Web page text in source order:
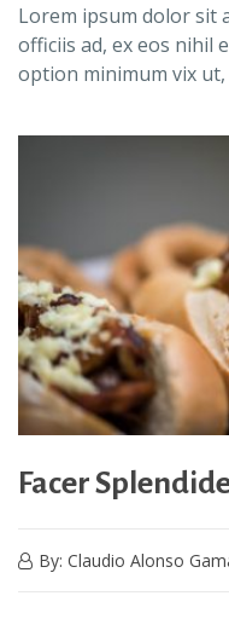
Lorem ipsum dolor sit
officiis ad, ex eos nihil
option minimum vix
Facer
By: Claudio Alonso